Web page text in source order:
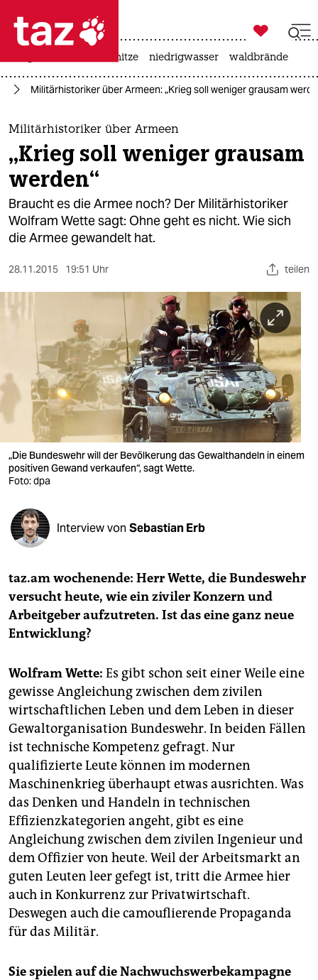
 taz zahl ich
taz zahl ich
themen
politik
öko
gesellschaft
sport
berlin
nord
wahrheit
verlag
verlag
veranstaltungen
fragen & hilfe
abo
genossenschaft
epaper login

taz zahl ich
hitze niedrigwasser waldbrände
Militärhistoriker über Armeen: „Krieg soll weniger grausam
Militärhistoriker über Armeen
„Krieg soll weniger grausam
werden“
Braucht es die Armee noch? Der Militärhistoriker
Wolfram Wette sagt: Ohne geht es nicht. Wie sich
die Armee gewandelt hat.
28.11.2015 19:51 Uhr teilen
„Die Bundeswehr will der Bevölkerung das Gewalthandeln in einem
positiven Gewand verkaufen“, sagt Wette.
Foto: dpa
Interview von Sebastian Erb
taz.am wochenende: Herr Wette, die Bundeswehr
versucht heute, wie ein ziviler Konzern und
Arbeitgeber aufzutreten. Ist das eine ganz neue
Entwicklung?
Wolfram Wette: Es gibt schon seit einer Weile eine
gewisse Angleichung zwischen dem zivilen
wirtschaftlichen Leben und dem Leben in dieser
Gewaltorganisation Bundeswehr. In beiden Fällen
ist technische Kompetenz gefragt. Nur
qualifizierte Leute können im modernen
Maschinenkrieg überhaupt etwas ausrichten. Was
das Denken und Handeln in technischen
Effizienzkategorien angeht, gibt es eine
Angleichung zwischen dem zivilen Ingenieur und
dem Offizier von heute. Weil der Arbeitsmarkt an
guten Leuten leer gefegt ist, tritt die Armee hier
auch in Konkurrenz zur Privatwirtschaft.
Deswegen auch die camouflierende Propaganda
für das Militär.
Sie spielen auf die Nachwuchswerbekampagne